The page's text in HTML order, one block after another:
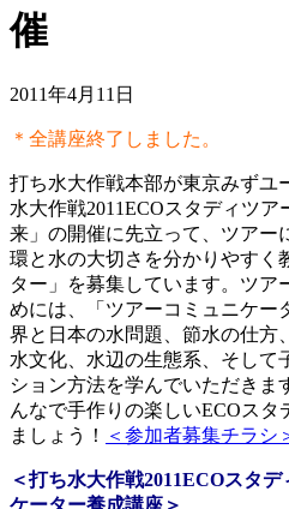
催
2011年4月11日
＊全講座終了しました。
打ち水大作戦本部が東京みずユ
水大作戦2011ECOスタディツ
来」の開催に先立って、ツアー
環と水の大切さを分かりやすく
ター」を募集しています。ツア
めには、「ツアーコミュニケー
界と日本の水問題、節水の仕方
水文化、水辺の生態系、そして
ション方法を学んでいただきま
んなで手作りの楽しいECOスタ
ましょう！
＜参加者募集チラシ
＜打ち水大作戦2011ECOスタ
ケーター養成講座＞